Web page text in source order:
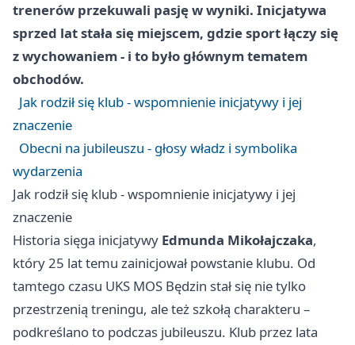
trenerów przekuwali pasję w wyniki. Inicjatywa
sprzed lat stała się miejscem, gdzie sport łączy się
z wychowaniem - i to było głównym tematem
obchodów.
Jak rodził się klub - wspomnienie inicjatywy i jej
znaczenie
Obecni na jubileuszu - głosy władz i symbolika
wydarzenia
Jak rodził się klub - wspomnienie inicjatywy i jej
znaczenie
Historia sięga inicjatywy Edmunda Mikołajczaka,
który 25 lat temu zainicjował powstanie klubu. Od
tamtego czasu UKS MOS Będzin stał się nie tylko
przestrzenią treningu, ale też szkołą charakteru –
podkreślano to podczas jubileuszu. Klub przez lata